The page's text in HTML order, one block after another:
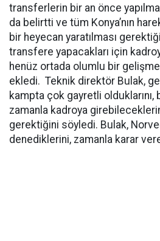
transferlerin bir an önce
da belirtti ve tüm Konya’nın
bir heyecan yaratılması
transfere yapacakları için
henüz ortada olumlu bir gelişme
ekledi. Teknik direktör Bulak,
kampta çok gayretli olduklarını,
zamanla kadroya
gerektiğini söyledi. Bulak,
denediklerini, zamanla karar